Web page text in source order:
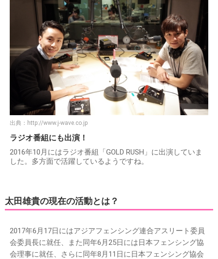
出典： http://www.j-wave.co.jp
ラジオ番組にも出演！
2016年10月にはラジオ番組「GOLD RUSH」に出演していま
した。多方面で活躍しているようですね。
太田雄貴の現在の活動とは？
2017年6月17日にはアジアフェンシング連合アスリート委員
会委員長に就任、また同年6月25日には日本フェンシング協
会理事に就任、さらに同年8月11日に日本フェンシング協会